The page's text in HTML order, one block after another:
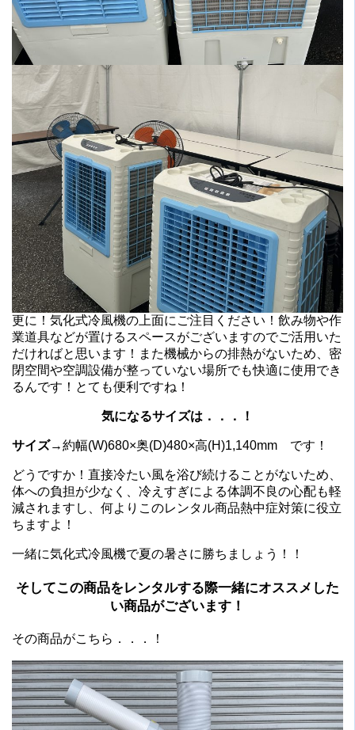
更に！気化式冷風機の上面にご注目ください！飲み物や作
業道具などが置けるスペースがございますのでご活用いた
だければと思います！また機械からの排熱がないため、密
閉空間や空調設備が整っていない場所でも快適に使用でき
るんです！とても便利ですね！
気になるサイズは．．．！
サイズ→約幅(W)680×奥(D)480×高(H)1,140mm です！
どうですか！直接冷たい風を浴び続けることがないため、
体への負担が少なく、冷えすぎによる体調不良の心配も軽
減されますし、何よりこのレンタル商品熱中症対策に役立
ちますよ！
一緒に気化式冷風機で夏の暑さに勝ちましょう！！
そしてこの商品をレンタルする際一緒にオススメした
い商品がございます！
その商品がこちら．．．！